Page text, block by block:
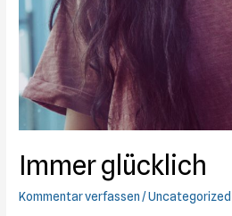
Immer glücklich
Kommentar verfassen/Uncategorized